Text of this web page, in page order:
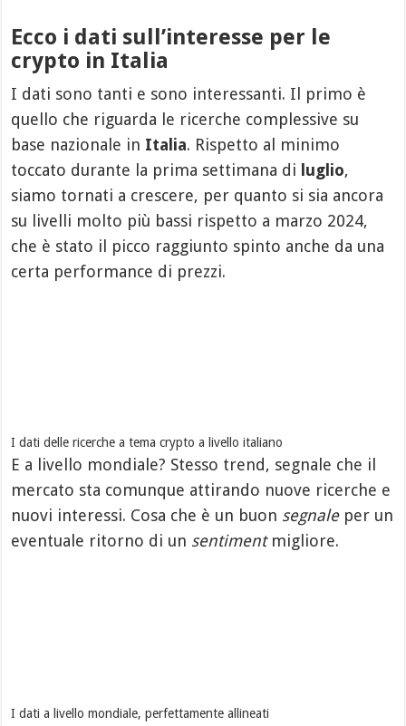
Ecco i dati sull’interesse per le
crypto in Italia
I dati sono tanti e sono interessanti. Il primo è
quello che riguarda le ricerche complessive su
base nazionale in Italia. Rispetto al minimo
toccato durante la prima settimana di luglio,
siamo tornati a crescere, per quanto si sia ancora
su livelli molto più bassi rispetto a marzo 2024,
che è stato il picco raggiunto spinto anche da una
certa performance di prezzi.
I dati delle ricerche a tema crypto a livello italiano
E a livello mondiale? Stesso trend, segnale che il
mercato sta comunque attirando nuove ricerche e
nuovi interessi. Cosa che è un buon segnaleper un
eventuale ritorno di un sentimentmigliore.
I dati a livello mondiale, perfettamente allineati